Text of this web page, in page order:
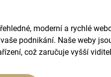
moderní a rychlé
podnikání. Naše weby
což zaručuje vyšší